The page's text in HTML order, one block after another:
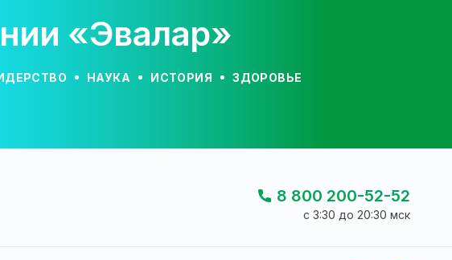
«Эвалар»
НАУКА ИСТОРИЯ ЗДОРОВЬЕ
8 800 200-52-52
c 3:30 до 20:30 мск